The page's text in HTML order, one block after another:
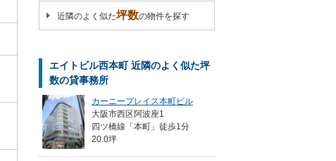
近隣のよく似た坪数の物件を探す
エイトビル西本町 近隣のよく似た坪
数の貸事務所
カーニープレイス本町ビル
大阪市西区阿波座1
四ツ橋線「本町」徒歩1分
20.0坪